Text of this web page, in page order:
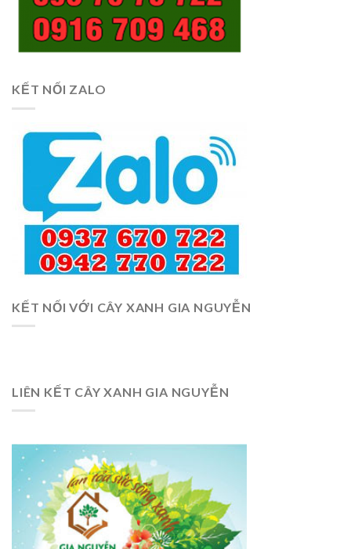
KẾT NỐI ZALO
KẾT NỐI VỚI CÂY XANH GIA NGUYỄN
LIÊN KẾT CÂY XANH GIA NGUYỄN